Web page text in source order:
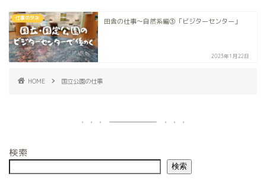
仕事のタネ 田舎の仕事〜自然系編③「ビジターセンター」
2023年1月22日
HOME 国立公園の仕事
検索
検索